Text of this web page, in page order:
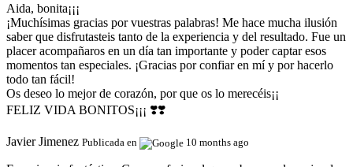
Aida, bonita¡¡¡
¡Muchísimas gracias por vuestras palabras! Me hace mucha ilusión
saber que disfrutasteis tanto de la experiencia y del resultado. Fue un
placer acompañaros en un día tan importante y poder captar esos
momentos tan especiales. ¡Gracias por confiar en mí y por hacerlo
todo tan fácil!
Os deseo lo mejor de corazón, por que os lo merecéis¡¡
FELIZ VIDA BONITOS¡¡¡ ❣️❣️
Javier Jimenez Publicada en 10 months ago